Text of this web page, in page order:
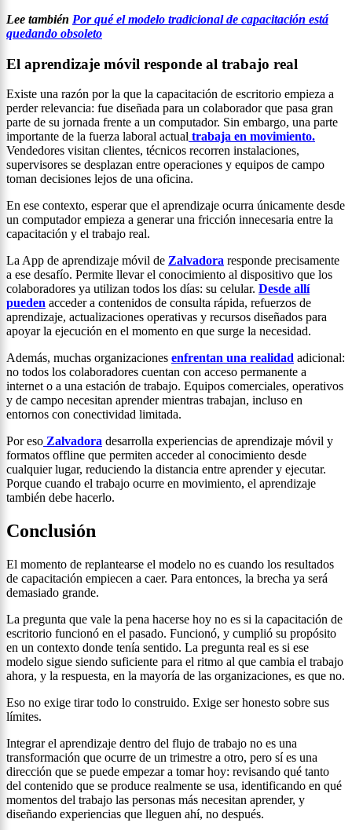
Lee también Por qué el modelo tradicional de capacitación está
quedando obsoleto
El aprendizaje móvil responde al trabajo real
Existe una razón por la que la capacitación de escritorio empieza a
perder relevancia: fue diseñada para un colaborador que pasa gran
parte de su jornada frente a un computador. Sin embargo, una parte
importante de la fuerza laboral actual trabaja en movimiento.
Vendedores visitan clientes, técnicos recorren instalaciones,
supervisores se desplazan entre operaciones y equipos de campo
toman decisiones lejos de una oficina.
En ese contexto, esperar que el aprendizaje ocurra únicamente desde
un computador empieza a generar una fricción innecesaria entre la
capacitación y el trabajo real.
La App de aprendizaje móvil de Zalvadora responde precisamente
a ese desafío. Permite llevar el conocimiento al dispositivo que los
colaboradores ya utilizan todos los días: su celular. Desde allí
pueden acceder a contenidos de consulta rápida, refuerzos de
aprendizaje, actualizaciones operativas y recursos diseñados para
apoyar la ejecución en el momento en que surge la necesidad.
Además, muchas organizaciones enfrentan una realidad adicional:
no todos los colaboradores cuentan con acceso permanente a
internet o a una estación de trabajo. Equipos comerciales, operativos
y de campo necesitan aprender mientras trabajan, incluso en
entornos con conectividad limitada.
Por eso Zalvadora desarrolla experiencias de aprendizaje móvil y
formatos offline que permiten acceder al conocimiento desde
cualquier lugar, reduciendo la distancia entre aprender y ejecutar.
Porque cuando el trabajo ocurre en movimiento, el aprendizaje
también debe hacerlo.
Conclusión
El momento de replantearse el modelo no es cuando los resultados
de capacitación empiecen a caer. Para entonces, la brecha ya será
demasiado grande.
La pregunta que vale la pena hacerse hoy no es si la capacitación de
escritorio funcionó en el pasado. Funcionó, y cumplió su propósito
en un contexto donde tenía sentido. La pregunta real es si ese
modelo sigue siendo suficiente para el ritmo al que cambia el trabajo
ahora, y la respuesta, en la mayoría de las organizaciones, es que no.
Eso no exige tirar todo lo construido. Exige ser honesto sobre sus
límites.
Integrar el aprendizaje dentro del flujo de trabajo no es una
transformación que ocurre de un trimestre a otro, pero sí es una
dirección que se puede empezar a tomar hoy: revisando qué tanto
del contenido que se produce realmente se usa, identificando en qué
momentos del trabajo las personas más necesitan aprender, y
diseñando experiencias que lleguen ahí, no después.